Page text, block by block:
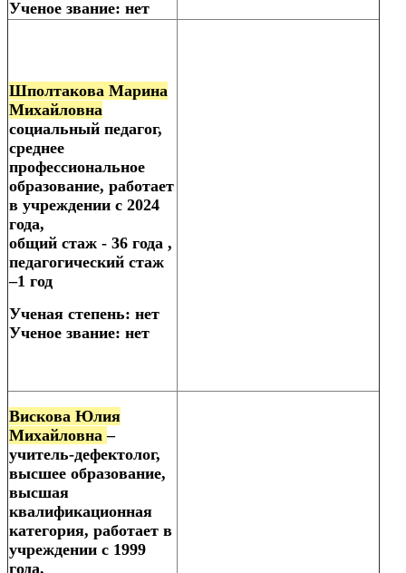
Ученое звание: нет
Шполтакова Марина
Михайловна
социальный педагог,
среднее
профессиональное
образование, работает
в учреждении с 2024
года,
общий стаж - 36 года ,
педагогический стаж
–1 год
Ученая степень: нет
Ученое звание: нет
Вискова Юлия
Михайловна –
учитель-дефектолог,
высшее образование,
высшая
квалификационная
категория, работает в
учреждении с 1999
года,